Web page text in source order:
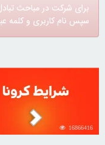
برای شرکت در مباحث
سپس نام کاربری و کلمه
16866416